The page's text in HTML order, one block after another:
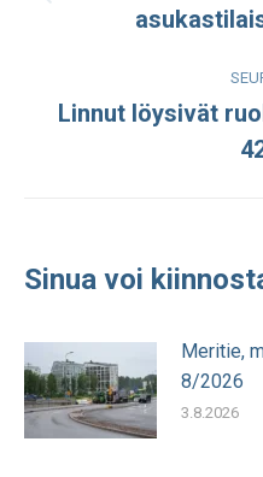
Linnut löysivät
Sinua voi
Meritie,
8/2026
3.8.2026